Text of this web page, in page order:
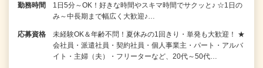
勤務時間
1日5分～OK！好きな時間やスキマ時間でサクッと♪ ☆1日の
み～中長期まで幅広く大歓迎♪…
応募資格
未経験OK＆年齢不問！夏休みの1回きり・単発も大歓迎！ ★
会社員・派遣社員・契約社員・個人事業主・パート・アルバ
イト・主婦（夫）・フリーターなど、20代～50代…